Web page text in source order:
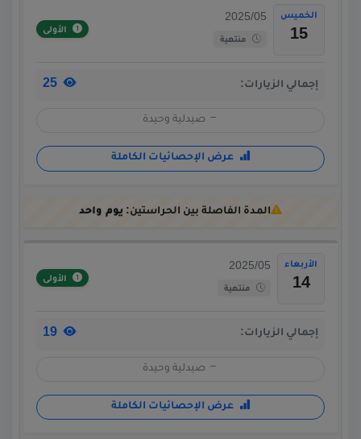
الخميس
15
2025/05
منتهية
الأولى
إجمالي الزيارات:
صيدلية وحيدة
عرض الإحصائيات الكاملة
المدة الفاصلة بين الحراستين: يوم واحد
الأربعاء
14
2025/05
منتهية
الأولى
إجمالي الزيارات:
صيدلية وحيدة
عرض الإحصائيات الكاملة